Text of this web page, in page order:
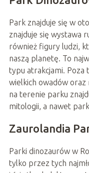
Park znajduje się w
znajduje się wystawa
również figury ludzi,
naszą planetę. To
typu atrakcjami. Poza
wielkich owadów
na terenie parku
mitologii, a nawet
Zaurolandia
Parki dinozaurów w
tylko przez tych